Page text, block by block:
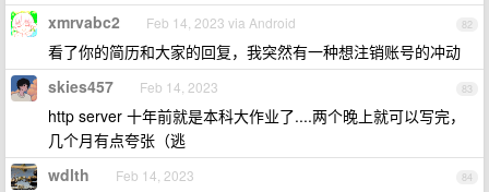
82
xmrvabc2 Feb 14, 2023 via Android
看了你的简历和大家的回复，我突然有一种想注销账号的冲动
83
skies457 Feb 14, 2023
http server 十年前就是本科大作业了....两个晚上就可以写完，
几个月有点夸张（逃
84
wdlth Feb 14, 2023